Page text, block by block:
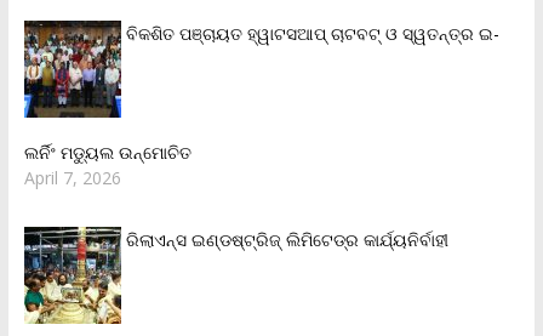
ବିକଶିତ ପଞ୍ଚାୟତ ହ୍ୱାଟସଆପ୍ ଚାଟବଟ୍ ଓ ସ୍ୱତନ୍ତ୍ର ଇ-
ଲର୍ନିଂ ମଡ୍ୟୁଲ ଉନ୍ମୋଚିତ
April 7, 2026
ରିଲାଏନ୍‌ସ ଇଣ୍ଡଷ୍ଟ୍ରିଜ୍ ଲିମିଟେଡ୍‌ର କାର୍ଯ୍ୟନିର୍ବାହୀ